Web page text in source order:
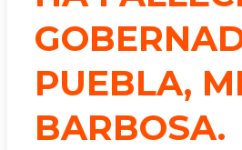
PUEBLA,
BARBOSA.